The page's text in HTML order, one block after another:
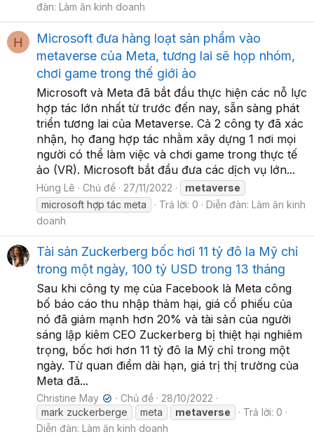
đàn: Làm ăn kinh doanh
H
Microsoft đưa hàng loạt sản phẩm vào
metaverse của Meta, tương lai sẽ họp nhóm,
chơi game trong thế giới ảo
Microsoft và Meta đã bắt đầu thực hiện các nỗ lực
hợp tác lớn nhất từ trước đến nay, sẵn sàng phát
triển tương lai của Metaverse. Cả 2 công ty đã xác
nhận, họ đang hợp tác nhằm xây dựng 1 nơi mọi
người có thể làm việc và chơi game trong thực tế
ảo (VR). Microsoft bắt đầu đưa các dịch vụ lớn...
Hùng Lê Chủ đề 27/11/2022
metaverse
microsoft hợp tác meta
Trả lời: 0 Diễn đàn: Làm ăn kinh
doanh
Tài sản Zuckerberg bốc hơi 11 tỷ đô la Mỹ chỉ
trong một ngày, 100 tỷ USD trong 13 tháng
Sau khi công ty mẹ của Facebook là Meta công
bố báo cáo thu nhập thảm hại, giá cổ phiếu của
nó đã giảm mạnh hơn 20% và tài sản của người
sáng lập kiêm CEO Zuckerberg bị thiệt hại nghiêm
trọng, bốc hơi hơn 11 tỷ đô la Mỹ chỉ trong một
ngày. Từ quan điểm dài hạn, giá trị thị trường của
Meta đã...
Christine May ✔ Chủ đề
28/10/2022
mark zuckerberge
meta metaverse
Trả lời: 0
Diễn đàn: Làm ăn kinh doanh